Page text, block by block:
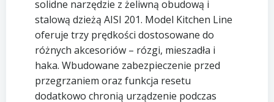
solidne narzędzie z żeliwną obudową i
stalową dzieżą AISI 201. Model Kitchen Line
oferuje trzy prędkości dostosowane do
różnych akcesoriów – rózgi, mieszadła i
haka. Wbudowane zabezpieczenie przed
przegrzaniem oraz funkcja resetu
dodatkowo chronią urządzenie podczas